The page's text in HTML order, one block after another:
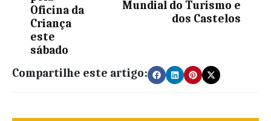
Oficina da
Criança
este
sábado
Mundial do Turismo e
dos Castelos
Compartilhe este artigo: